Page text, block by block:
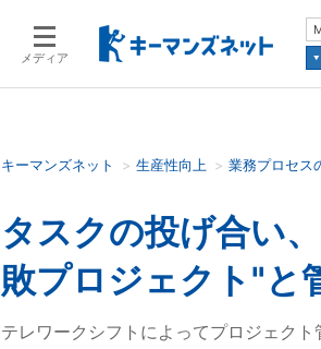
メディア
検索語を入力してください
キーマンズネット 生産性向上 業務プロセス
タスクの投げ合い
敗プロジェクト"と
テレワークシフトによってプロジェク